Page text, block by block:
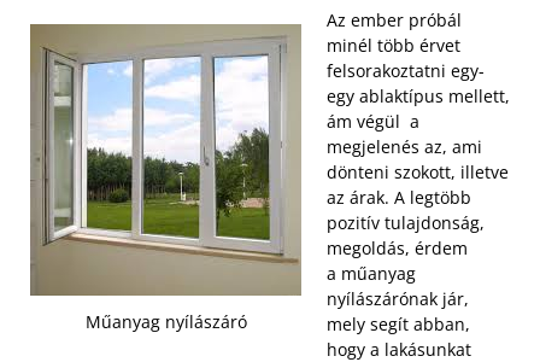
Műanyag nyílászáró
Az ember próbál
minél több érvet
felsorakoztatni egy-
egy ablaktípus mellett,
ám végül a
megjelenés az, ami
dönteni szokott, illetve
az árak. A legtöbb
pozitív tulajdonság,
megoldás, érdem
a műanyag
nyílászárónak jár,
mely segít abban,
hogy a lakásunkat